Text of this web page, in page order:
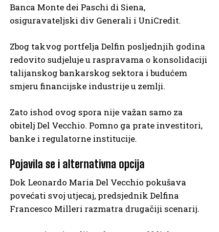
Banca Monte dei Paschi di Siena,
osiguravateljski div Generali i UniCredit.
Zbog takvog portfelja Delfin posljednjih godina
redovito sudjeluje u raspravama o konsolidaciji
talijanskog bankarskog sektora i budućem
smjeru financijske industrije u zemlji.
Zato ishod ovog spora nije važan samo za
obitelj Del Vecchio. Pomno ga prate investitori,
banke i regulatorne institucije.
Pojavila se i alternativna opcija
Dok Leonardo Maria Del Vecchio pokušava
povećati svoj utjecaj, predsjednik Delfina
Francesco Milleri razmatra drugačiji scenarij.